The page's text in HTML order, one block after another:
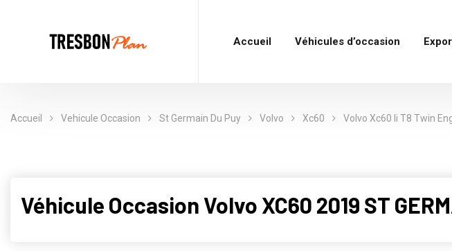
Accueil Véhicules d’occasion
Accueil Vehicule Occasion St Germain Du Puy Volvo Xc60 Volvo Xc60 Ii T8 Twin
Véhicule Occasion Volvo XC60 2019 ST